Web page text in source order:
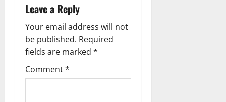
g
a
t
i
Leave a Reply
Your email address will not
be published. Required
fields are marked *
Comment*